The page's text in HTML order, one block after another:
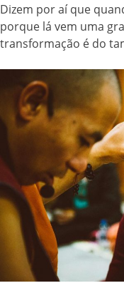
Dizem por aí que
porque lá vem uma
transformação é do